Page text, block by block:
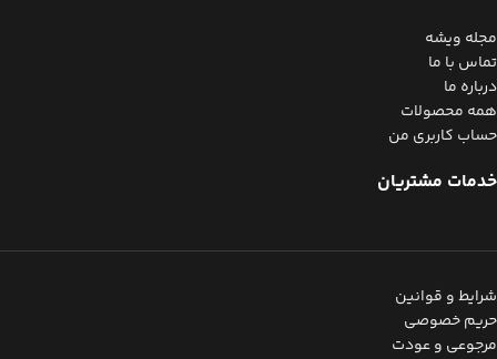
مجله ویشه
تماس با ما
درباره ما
همه محصولات
حساب کاربری من
خدمات مشتریان
شرایط و قوانین
حریم خصوصی
مرجوعی و عودت